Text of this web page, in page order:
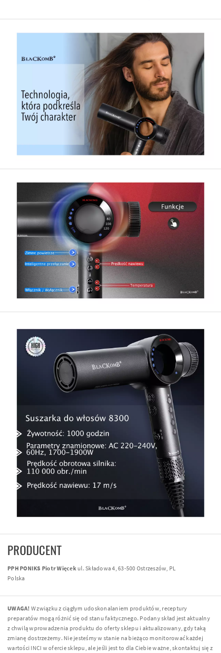
PRODUCENT
PPH PONIKS Piotr Więcekul. Składowa 4, 63-500 Ostrzeszów, PL
Polska
UWAGA! W związku z ciągłym udoskonalaniem produktów, receptury
preparatów mogą różnić się od stanu faktycznego. Podany skład jest aktualny
z chwilą wprowadzenia produktu do oferty sklepu i aktualizowany, gdy taką
zmianę dostrzeżemy. Nie jesteśmy w stanie na bieżąco monitorować każdej
wartości INCI w ofercie sklepu, ale jeśli jest to dla Ciebie ważne, skontaktuj się z